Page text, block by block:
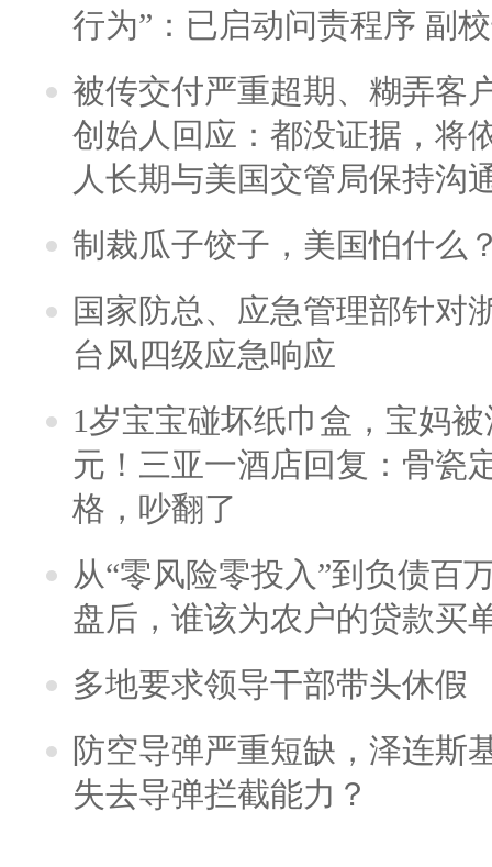
行为”：已启动问责程序 副
被传交付严重超期、糊弄客
创始人回应：都没证据，将
人长期与美国交管局保持沟
制裁瓜子饺子，美国怕什么
国家防总、应急管理部针对
台风四级应急响应
1岁宝宝碰坏纸巾盒，宝妈
元！三亚一酒店回复：骨瓷
格，吵翻了
从“零风险零投入”到负债百
盘后，谁该为农户的贷款买
多地要求领导干部带头休假
防空导弹严重短缺，泽连斯
失去导弹拦截能力？